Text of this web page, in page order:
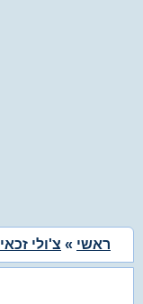
ראשי » צ'ולי זכאי